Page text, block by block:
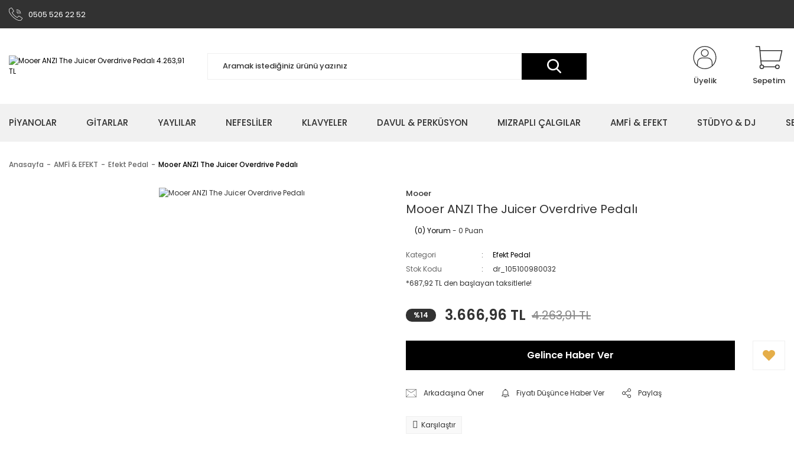
0505 526 22 52
Üyelik Sepetim
PİYANOLAR GİTARLAR YAYLILAR NEFESLİLER KLAVYELER DAVUL & PERKÜSYON MIZRAPLI ÇALGILAR AMFİ & EFEKT STÜDYO & DJ
Anasayfa AMFİ & EFEKT Efekt Pedal Mooer ANZI The Juicer Overdrive Pedalı
Mooer
Mooer ANZI The Juicer Overdrive Pedalı
(0) Yorum - 0 Puan
Kategori
Efekt Pedal
Stok Kodu
dr_105100980032
*687,92 TL den başlayan taksitlerle!
%14 3.666,96 TL 4.263,91 TL
Gelince Haber Ver
Arkadaşına Öner Fiyatı Düşünce Haber Ver Paylaş
Karşılaştır